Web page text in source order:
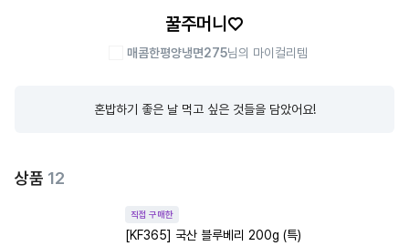
꿀주머니♡
매콤한평양냉면275님의 마이컬리템
혼밥하기 좋은 날 먹고 싶은 것들을 담았어요!
상품 12
직접 구매한
[KF365] 국산 블루베리 200g (특)